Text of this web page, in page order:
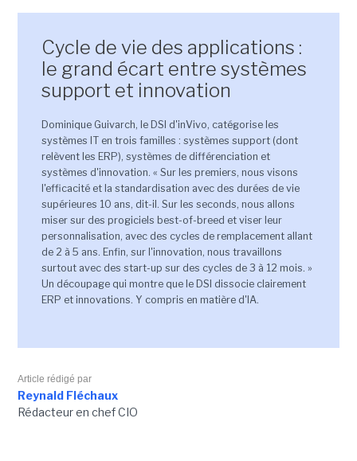
Cycle de vie des applications :
le grand écart entre systèmes
support et innovation
Dominique Guivarch, le DSI d'inVivo, catégorise les
systèmes IT en trois familles : systèmes support (dont
relèvent les ERP), systèmes de différenciation et
systèmes d'innovation. « Sur les premiers, nous visons
l'efficacité et la standardisation avec des durées de vie
supérieures 10 ans, dit-il. Sur les seconds, nous allons
miser sur des progiciels best-of-breed et viser leur
personnalisation, avec des cycles de remplacement allant
de 2 à 5 ans. Enfin, sur l'innovation, nous travaillons
surtout avec des start-up sur des cycles de 3 à 12 mois. »
Un découpage qui montre que le DSI dissocie clairement
ERP et innovations. Y compris en matière d'IA.
Article rédigé par
Reynald Fléchaux
Rédacteur en chef CIO